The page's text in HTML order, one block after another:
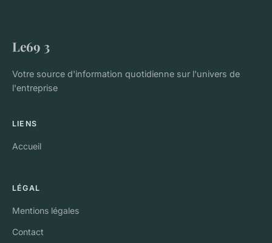
Le69 3
Votre source d'information quotidienne sur l'univers de
l'entreprise
LIENS
Accueil
LÉGAL
Mentions légales
Contact